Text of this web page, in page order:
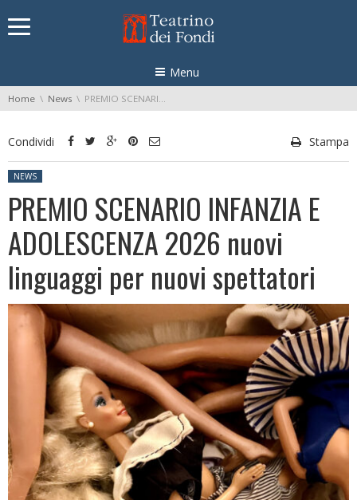
Menu
You are here:
Home News PREMIO SCENARIO INFANZIA E ADOLESCENZA 2026 nuovi linguaggi per nuovi spettatori
Condividi Stampa
Posted in:
NEWS
PREMIO SCENARIO INFANZIA E
ADOLESCENZA 2026 nuovi
linguaggi per nuovi spettatori